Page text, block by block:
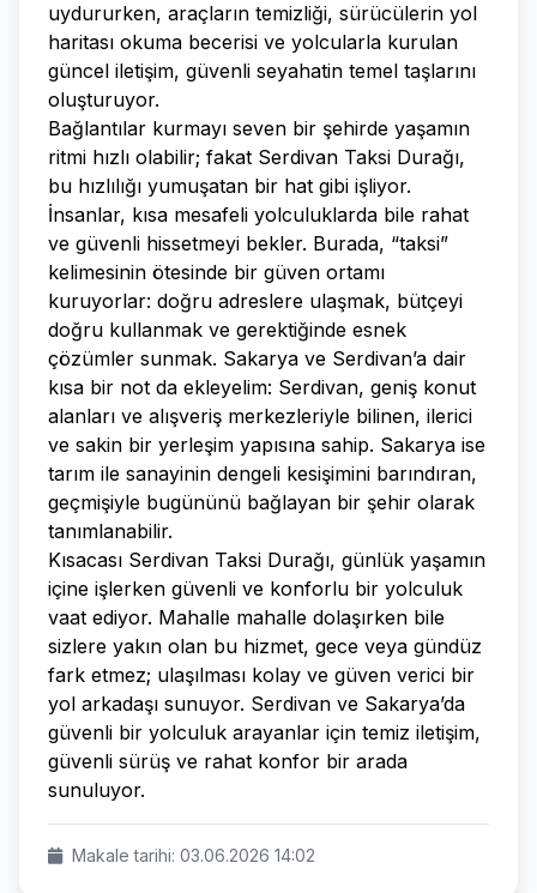
uydururken, araçların temizliği, sürücülerin yol
haritası okuma becerisi ve yolcularla kurulan
güncel iletişim, güvenli seyahatin temel taşlarını
oluşturuyor.
Bağlantılar kurmayı seven bir şehirde yaşamın
ritmi hızlı olabilir; fakat Serdivan Taksi Durağı,
bu hızlılığı yumuşatan bir hat gibi işliyor.
İnsanlar, kısa mesafeli yolculuklarda bile rahat
ve güvenli hissetmeyi bekler. Burada, “taksi”
kelimesinin ötesinde bir güven ortamı
kuruyorlar: doğru adreslere ulaşmak, bütçeyi
doğru kullanmak ve gerektiğinde esnek
çözümler sunmak. Sakarya ve Serdivan’a dair
kısa bir not da ekleyelim: Serdivan, geniş konut
alanları ve alışveriş merkezleriyle bilinen, ilerici
ve sakin bir yerleşim yapısına sahip. Sakarya ise
tarım ile sanayinin dengeli kesişimini barındıran,
geçmişiyle bugününü bağlayan bir şehir olarak
tanımlanabilir.
Kısacası Serdivan Taksi Durağı, günlük yaşamın
içine işlerken güvenli ve konforlu bir yolculuk
vaat ediyor. Mahalle mahalle dolaşırken bile
sizlere yakın olan bu hizmet, gece veya gündüz
fark etmez; ulaşılması kolay ve güven verici bir
yol arkadaşı sunuyor. Serdivan ve Sakarya’da
güvenli bir yolculuk arayanlar için temiz iletişim,
güvenli sürüş ve rahat konfor bir arada
sunuluyor.
Makale tarihi: 03.06.2026 14:02